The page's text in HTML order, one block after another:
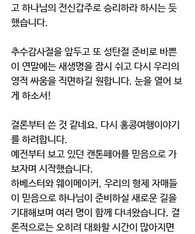
고 하나님의 전신갑주로 승리하라 하시는 듯
했습니다.
추수감사절을 앞두고 또 성탄절 준비로 바쁜
이 연말에는 새생명을 잠시 쉬고 다시 우리의
영적 싸움을 직면하길 원합니다. 눈을 열어 보
게 하소서!
결론부터 쓴 것 같네요. 다시 홍콩여행이야기
를 하려합니다.
예전부터 보고 있던 캔톤페어를 믿음으로 가
보자며 시작했습니다.
하베스터와 웨이메이커, 우리의 형제 자매들
이 믿음으로 하나님이 준비하실 새로운 길을
기대해보며 여러 명이 함께 다녀왔습니다. 결
론적으로는 오히려 대화할 시간이 많아지면